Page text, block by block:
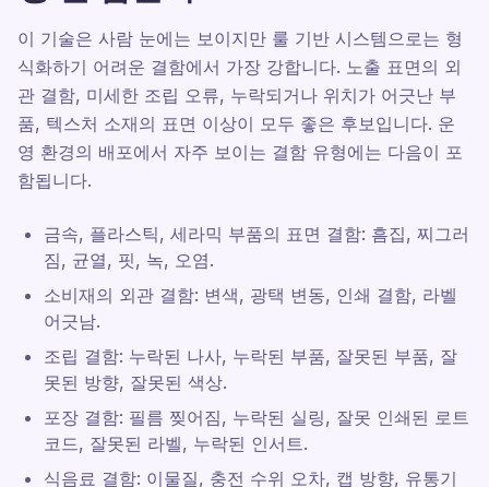
이 기술은 사람 눈에는 보이지만 룰 기반 시스템으로는 형
식화하기 어려운 결함에서 가장 강합니다. 노출 표면의 외
관 결함, 미세한 조립 오류, 누락되거나 위치가 어긋난 부
품, 텍스처 소재의 표면 이상이 모두 좋은 후보입니다. 운
영 환경의 배포에서 자주 보이는 결함 유형에는 다음이 포
함됩니다.
금속, 플라스틱, 세라믹 부품의 표면 결함: 흠집, 찌그러
짐, 균열, 핏, 녹, 오염.
소비재의 외관 결함: 변색, 광택 변동, 인쇄 결함, 라벨
어긋남.
조립 결함: 누락된 나사, 누락된 부품, 잘못된 부품, 잘
못된 방향, 잘못된 색상.
포장 결함: 필름 찢어짐, 누락된 실링, 잘못 인쇄된 로트
코드, 잘못된 라벨, 누락된 인서트.
식음료 결함: 이물질, 충전 수위 오차, 캡 방향, 유통기